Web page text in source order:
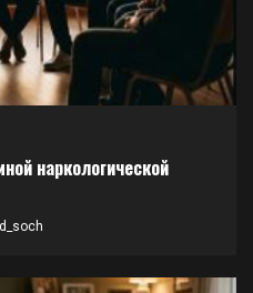
наркологической